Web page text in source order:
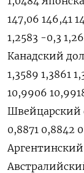
147,06 146,41
1,2583 -0,3
Канадский
1,3589 1,3861
10,9906
Швейцарский
0,8871 0,8842
Аргентинский